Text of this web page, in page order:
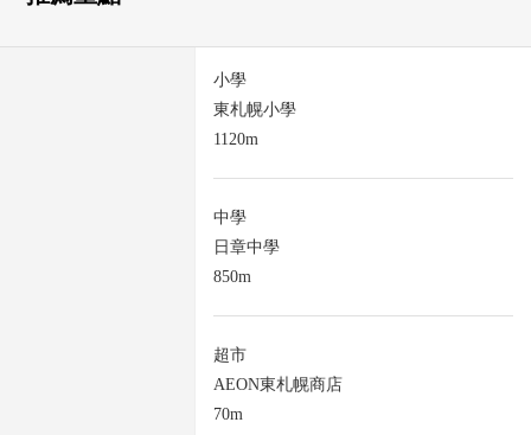
小學
東札幌小學
1120m
中學
日章中學
850m
超市
AEON東札幌商店
70m